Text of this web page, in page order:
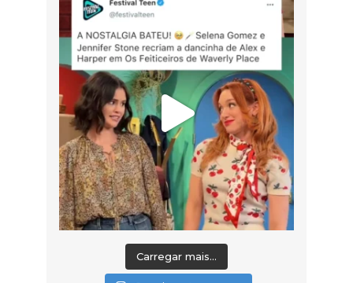
Carregar mais...